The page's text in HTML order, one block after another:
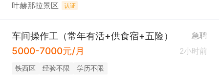
叶赫那拉景区 认证
车间操作工（常年有活+供食宿+五险） 急聘
5000-7000元/月 2小时前
铁西区 经验不限 学历不限